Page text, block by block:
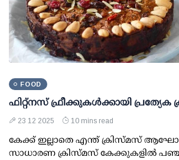
FOOD
ഫിറ്റ്‌നസ് ഫ്രീക്കുകള്‍ക്കായി പ്രത്യേക
23 12 2025 10 mins read
കേക്ക് ഇല്ലാതെ എന്ത് ക്രിസ്മസ്
സാധാരണ ക്രിസ്മസ് കേക്കുകളില്‍